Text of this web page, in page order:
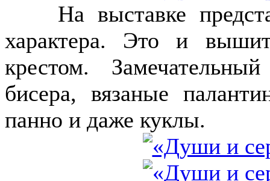
На выставке
характера. Это и
крестом.
бисера, вязаные
панно и даже куклы.